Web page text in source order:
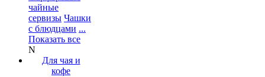
чайные
сервизы Чашки
с блюдцами ...
Показать все
N
Для чая и
кофе